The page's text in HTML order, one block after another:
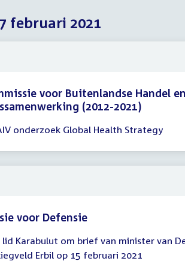
februari
2021
februari 2021
voor Buitenlandse Handel en
(2012-2021)
onderzoek Global Health Strategy
voor Defensie
lid Karabulut om brief van minister van
Erbil op 15 februari 2021